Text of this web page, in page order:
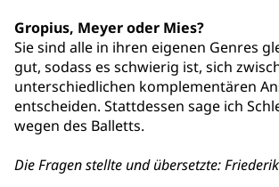
Gropius, Meyer oder Mies?
Sie sind alle in ihren eigenen Genres
gut, sodass es schwierig ist, sich
unterschiedlichen komplementären
entscheiden. Stattdessen sage ich
wegen des Balletts.
Die Fragen stellte und übersetzte: